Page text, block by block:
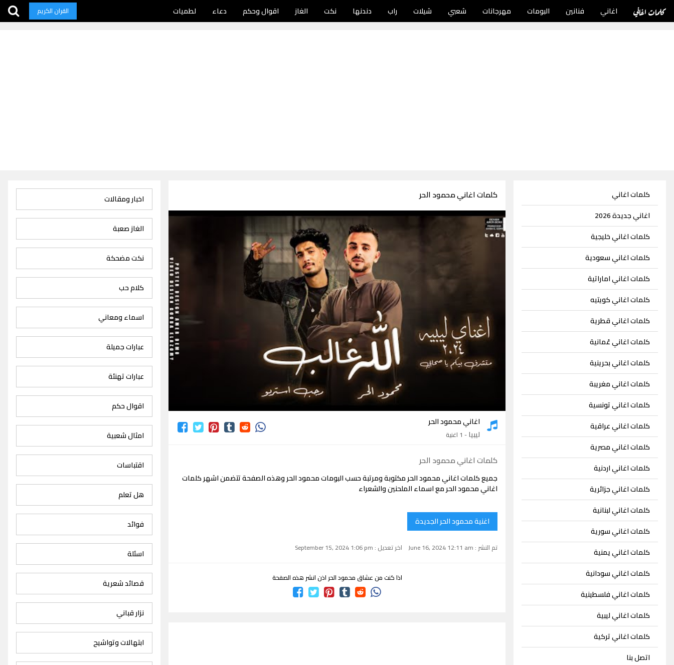
كلمات اغاني اغاني فنانين البومات مهرجانات شعبي شيلات راب دندنها نكت الغاز اقوال وحكم دعاء لطميات القران الكريم
كلمات اغاني
اغاني جديدة 2026
كلمات اغاني خليجية
كلمات اغاني سعودية
كلمات اغاني اماراتية
كلمات اغاني كويتيه
كلمات اغاني قطرية
كلمات اغاني عُمانية
كلمات اغاني بحرينية
كلمات اغاني مغريبة
كلمات اغاني تونسية
كلمات اغاني عراقية
كلمات اغاني مصرية
كلمات اغاني اردنية
كلمات اغاني جزائرية
كلمات اغاني لبنانية
كلمات اغاني سورية
كلمات اغاني يمنية
كلمات اغاني سودانية
كلمات اغاني فلسطينية
كلمات اغاني ليبية
كلمات اغاني تركية
اتصل بنا
كلمات اغاني محمود الحر
كلمات اغاني محمود الحر
اغاني محمود الحر
ليبيا- 1 اغنية
كلمات اغاني محمود الحر
جميع كلمات اغاني محمود الحر مكتوبة ومرتبة حسب البومات محمود الحر وهذه الصفحة تتضمن اشهر كلمات
اغاني محمود الحر مع اسماء الملحنين والشعراء
اغنية محمود الحر الجديدة
تم النشر : June 16, 2024 12:11 am اخر تعديل : September 15, 2024 1:06 pm
اذا كنت من عشاق محمود الحر اذن انشر هذه الصفحة
اخبار ومقالات
الغاز صعبة
نكت مضحكة
كلام حب
اسماء ومعاني
عبارات جميلة
عبارات تهنئة
اقوال حكم
امثال شعبية
اقتباسات
هل تعلم
فوائد
اسئلة
قصائد شعرية
نزار قباني
ابتهالات وتواشيح